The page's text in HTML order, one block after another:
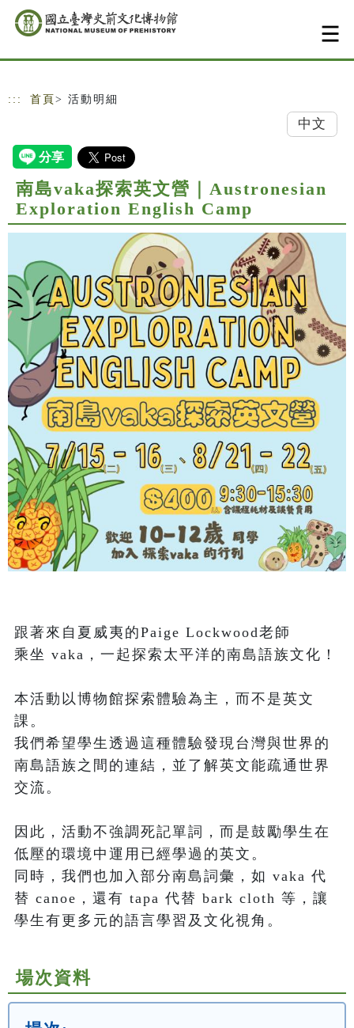
跳到主要內容
網站導覽
::: 首頁 > 活動明細
中文
南島vaka探索英文營｜Austronesian
Exploration English Camp
跟著來自夏威夷的Paige Lockwood老師
乘坐 vaka，一起探索太平洋的南島語族文化！
本活動以博物館探索體驗為主，而不是英文
課。
我們希望學生透過這種體驗發現台灣與世界的
南島語族之間的連結，並了解英文能疏通世界
交流。
因此，活動不強調死記單詞，而是鼓勵學生在
低壓的環境中運用已經學過的英文。
同時，我們也加入部分南島詞彙，如 vaka 代
替 canoe，還有 tapa 代替 bark cloth 等，讓
學生有更多元的語言學習及文化視角。
場次資料